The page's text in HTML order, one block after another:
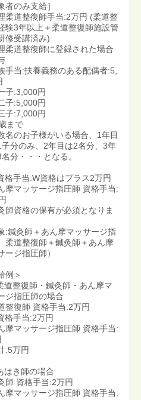
者のみ支給］
柔道整復師手当:2万円 (柔道整
験3年以上＋柔道整復師施設管
修受講済み)
柔道整復師に登録された場合
手当:扶養義務のある配偶者:5,
子:3,000円
子:5,000円
子:7,000円
まで
名のお子様がいる場合、1年目
子分のみ、2年目は2名分、3年
分・・・となる。
格手当:W資格はプラス2万円
摩マッサージ指圧師 資格手当:
師資格の保有が必須となりま
:鍼灸師＋あん摩マッサージ指
柔道整復師＋鍼灸師＋あん摩
ージ指圧師）
例＞
道整復師・鍼灸師・あん摩マ
ジ指圧師の場合
整復師 資格手当:2万円
格手当:2万円
摩マッサージ指圧師 資格手当:
:5万円
はき師の場合
師 資格手当:2万円
摩マッサージ指圧師 資格手当: